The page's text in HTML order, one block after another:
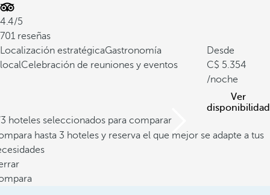
4.4/5
701 reseñas
Localización estratégicaGastronomía
localCelebración de reuniones y eventos
Desde
5.354
/noche
Ver
disponibilidad
hoteles seleccionados para comparar
hasta 3 hoteles y reserva el que mejor se adapte a tus